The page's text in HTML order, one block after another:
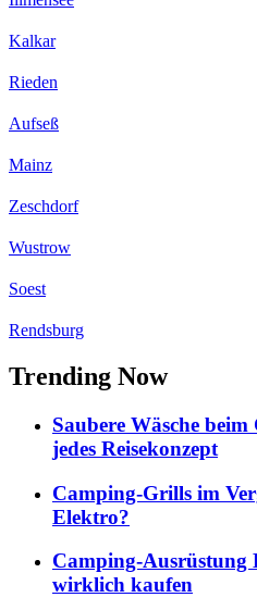
Kalkar
Rieden
Aufseß
Mainz
Zeschdorf
Wustrow
Soest
Rendsburg
Trending Now
Saubere Wäsche
jedes Reisekonzept
Camping-Grills im
Elektro?
Camping-Ausrüstung
wirklich kaufen